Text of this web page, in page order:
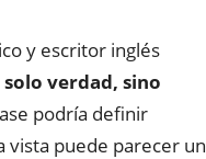
y escritor inglés
verdad, sino
podría definir
vista puede parecer un